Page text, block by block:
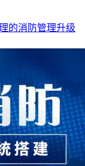
的消防管理升级